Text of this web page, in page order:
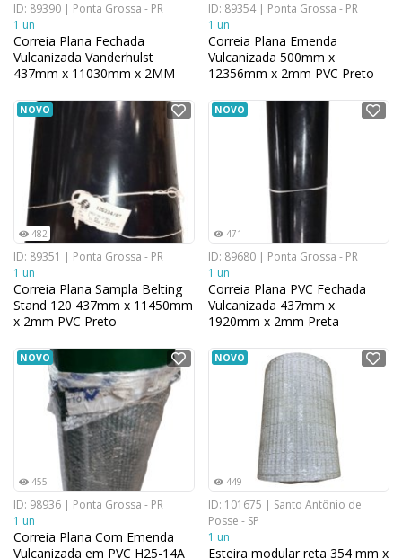
ID: 89390 | Ponta Grossa - PR
1 un
Correia Plana Fechada
Vulcanizada Vanderhulst
437mm x 11030mm x 2MM
ID: 89354 | Ponta Grossa - PR
1 un
Correia Plana Emenda
Vulcanizada 500mm x
12356mm x 2mm PVC Preto
NOVO
482
ID: 89351 | Ponta Grossa - PR
1 un
Correia Plana Sampla Belting
Stand 120 437mm x 11450mm
x 2mm PVC Preto
NOVO
471
ID: 89680 | Ponta Grossa - PR
1 un
Correia Plana PVC Fechada
Vulcanizada 437mm x
1920mm x 2mm Preta
NOVO
455
ID: 98936 | Ponta Grossa - PR
1 un
Correia Plana Com Emenda
Vulcanizada em PVC H25-14A
NOVO
449
ID: 101675 | Santo Antônio de
Posse - SP
1 un
Esteira modular reta 354 mm x